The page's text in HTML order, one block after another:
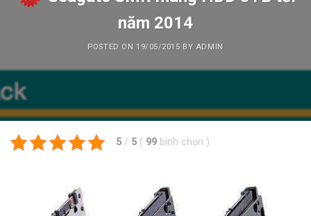
năm 2014
POSTED ON 19/05/2015 BY ADMIN
5 / 5 ( 99 bình chọn )